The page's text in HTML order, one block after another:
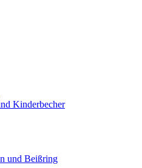
Kinderbecher
und Beißring